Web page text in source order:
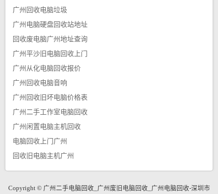
广州回收电脑垃圾
广州电脑硬盘回收站地址
回收废电脑广州地址查询
广州平沙旧电脑回收上门
广州从化电脑回收报价
广州回收电脑音响
广州回收旧坏电脑价格表
广州二手工作室电脑回收
广州闲置电脑主机回收
电脑回收上门广州
回收旧电脑主机广州
Copyright © 广州二手电脑回收_广州废旧电脑回收_广州电脑回收-深圳市